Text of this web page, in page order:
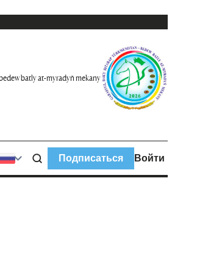
batly at-myradyň mekany
Подписаться Войти